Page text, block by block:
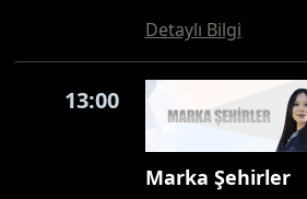
Detaylı Bilgi
13:00
Marka Şehirler